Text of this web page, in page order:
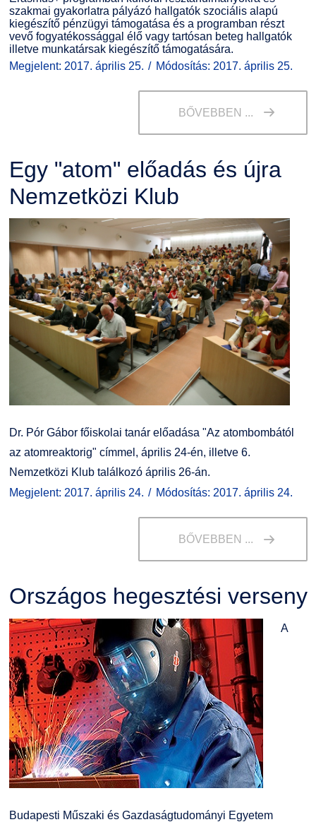
szakmai gyakorlatra pályázó hallgatók szociális alapú
kiegészítő pénzügyi támogatása és a programban részt
vevő fogyatékossággal élő vagy tartósan beteg hallgatók
illetve munkatársak kiegészítő támogatására.
Megjelent: 2017. április 25.
Módosítás: 2017. április 25.
BŐVEBBEN ...
Egy "atom" előadás és újra
Nemzetközi Klub
Dr. Pór Gábor főiskolai tanár előadása "Az atombombától
az atomreaktorig" címmel, április 24-én, illetve 6.
Nemzetközi Klub találkozó április 26-án.
Megjelent: 2017. április 24.
Módosítás: 2017. április 24.
BŐVEBBEN ...
Országos hegesztési verseny
A
Budapesti Műszaki és Gazdaságtudományi Egyetem